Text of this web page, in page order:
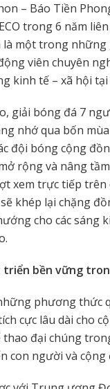
– Báo Tiền
trong 6 năm
một trong
viên chuyên
kinh tế – xã hội
giải bóng đá 7
nhớ qua bốn
đội bóng cộng
rộng và nâng
xem trực tiếp trên
sẽ khép lại chặng
cho các sáng
bền vững
phương thức
cực lâu dài cho
đại chúng
con người và cộng